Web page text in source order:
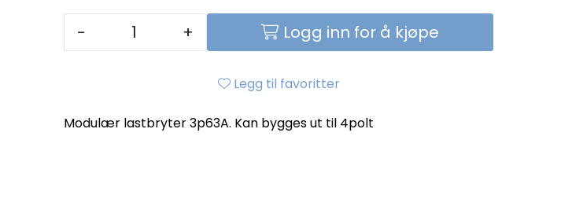
- + Logg inn for å kjøpe
Legg til favoritter
Modulær lastbryter 3p63A. Kan bygges ut til 4polt